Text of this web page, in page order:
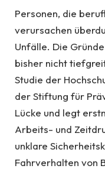
Personen, die
verursachen
Unfälle. Die
bisher nicht
Studie der
der Stiftung für
Lücke und legt
Arbeits- und
unklare
Fahrverhalten von